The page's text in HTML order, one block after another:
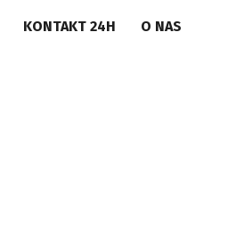
KONTAKT 24H O NAS